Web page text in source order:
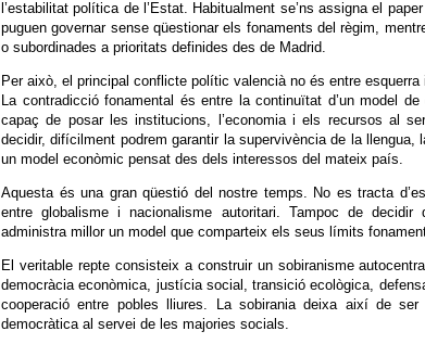
l’estabilitat política de l’Estat. Habitualment se’ns assigna el
puguen governar sense qüestionar els fonaments del règim,
o subordinades a prioritats definides des de Madrid.
Per això, el principal conflicte polític valencià no és entre
La contradicció fonamental és entre la continuïtat d’un model
capaç de posar les institucions, l’economia i els recursos al
decidir, difícilment podrem garantir la supervivència de la
un model econòmic pensat des dels interessos del mateix país.
Aquesta és una gran qüestió del nostre temps. No es tracta
entre globalisme i nacionalisme autoritari. Tampoc de
administra millor un model que comparteix els seus límits
El veritable repte consisteix a construir un sobiranisme
democràcia econòmica, justícia social, transició ecològica,
cooperació entre pobles lliures. La sobirania deixa així de
democràtica al servei de les majories socials.